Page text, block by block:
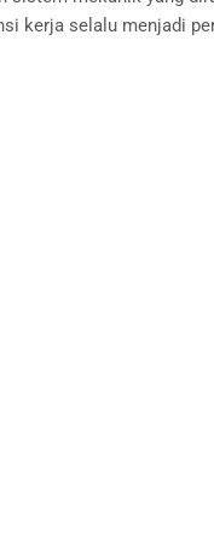
kerja selalu menjadi